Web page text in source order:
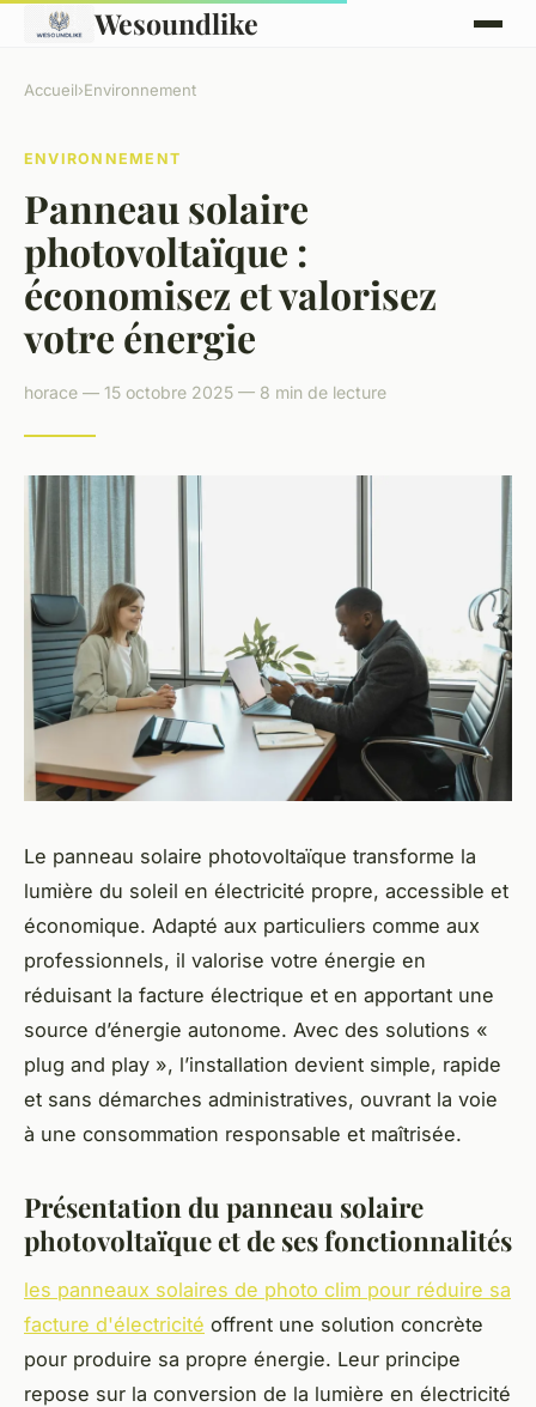
Wesoundlike
Accueil›Environnement
ENVIRONNEMENT
Panneau solaire
photovoltaïque :
économisez et valorisez
votre énergie
horace — 15 octobre 2025 — 8 min de lecture
Le panneau solaire photovoltaïque transforme la
lumière du soleil en électricité propre, accessible et
économique. Adapté aux particuliers comme aux
professionnels, il valorise votre énergie en
réduisant la facture électrique et en apportant une
source d’énergie autonome. Avec des solutions «
plug and play », l’installation devient simple, rapide
et sans démarches administratives, ouvrant la voie
à une consommation responsable et maîtrisée.
Présentation du panneau solaire
photovoltaïque et de ses fonctionnalités
les panneaux solaires de photo clim pour réduire sa
facture d'électricité offrent une solution concrète
pour produire sa propre énergie. Leur principe
repose sur la conversion de la lumière en électricité